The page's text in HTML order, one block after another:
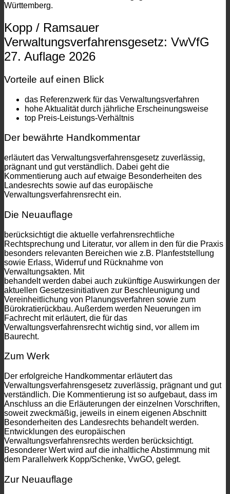
Württemberg.
Kopp / Ramsauer
Verwaltungsverfahrensgesetz: VwVfG
27. Auflage 2026
Vorteile auf einen Blick
das Referenzwerk für das Verwaltungsverfahren
hohe Aktualität durch jährliche Erscheinungsweise
top Preis-Leistungs-Verhältnis
Der bewährte Handkommentar
erläutert das Verwaltungsverfahrensgesetz zuverlässig,
prägnant und gut verständlich. Dabei geht die
Kommentierung auch auf etwaige Besonderheiten des
Landesrechts sowie auf das europäische
Verwaltungsverfahrensrecht ein.
Die Neuauflage
berücksichtigt die aktuelle verfahrensrechtliche
Rechtsprechung und Literatur, vor allem in den für die Praxis
besonders relevanten Bereichen wie z.B. Planfeststellung
sowie Erlass, Widerruf und Rücknahme von
Verwaltungsakten. Mit
behandelt werden dabei auch zukünftige Auswirkungen der
aktuellen Gesetzesinitiativen zur Beschleunigung und
Vereinheitlichung von Planungsverfahren sowie zum
Bürokratierückbau. Außerdem werden Neuerungen im
Fachrecht mit erläutert, die für das
Verwaltungsverfahrensrecht wichtig sind, vor allem im
Baurecht.
Zum Werk
Der erfolgreiche Handkommentar erläutert das
Verwaltungsverfahrensgesetz zuverlässig, prägnant und gut
verständlich. Die Kommentierung ist so aufgebaut, dass im
Anschluss an die Erläuterungen der einzelnen Vorschriften,
soweit zweckmäßig, jeweils in einem eigenen Abschnitt
Besonderheiten des Landesrechts behandelt werden.
Entwicklungen des europäischen
Verwaltungsverfahrensrechts werden berücksichtigt.
Besonderer Wert wird auf die inhaltliche Abstimmung mit
dem Parallelwerk Kopp/Schenke, VwGO, gelegt.
Zur Neuauflage